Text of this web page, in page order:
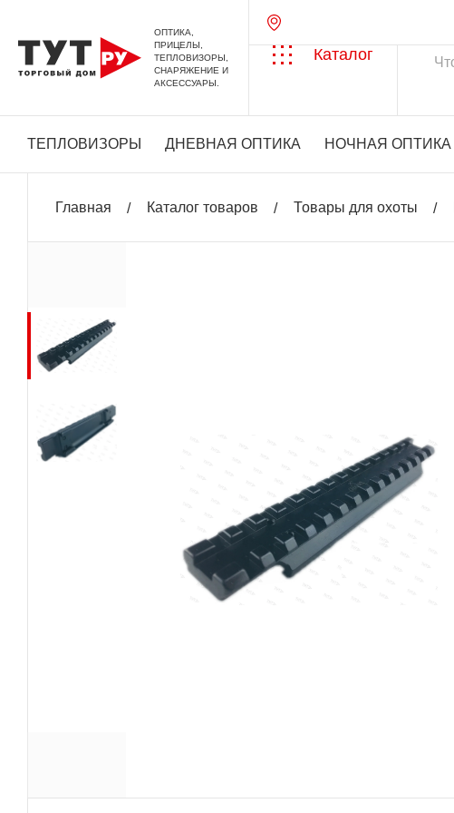
ОПТИКА,
ПРИЦЕЛЫ,
ТЕПЛОВИЗОРЫ,
СНАРЯЖЕНИЕ И
АКСЕССУАРЫ.
Каталог
ТЕПЛОВИЗОРЫ ДНЕВНАЯ ОПТИКА НОЧНАЯ ОПТИКА
Главная Каталог товаров Товары для охоты